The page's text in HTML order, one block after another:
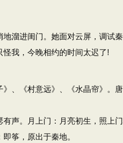
溜进闺门。她面对云屏，调试
我，今晚相约的时间太迟了!
、《村意远》、《水晶帘》。
声。月上门：月亮初生，照上门
筝，原出于秦地。